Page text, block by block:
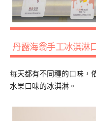
丹露海翁手工冰淇淋
每天都有不同種的口味，
水果口味的冰淇淋。